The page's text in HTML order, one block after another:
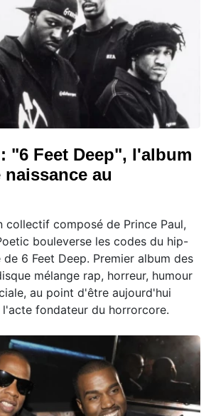
"6 Feet Deep", l'album
au
collectif composé de Prince Paul,
bouleverse les codes du hip-
6 Feet Deep. Premier album des
mélange rap, horreur, humour
au point d'être aujourd'hui
fondateur du horrorcore.